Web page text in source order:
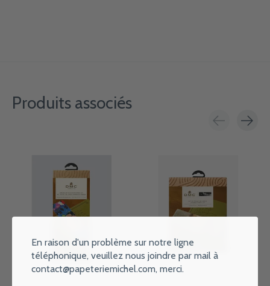
Produits associés
En raison d'un problème sur notre ligne
téléphonique, veuillez nous joindre par mail à
contact@papeteriemichel.com, merci.